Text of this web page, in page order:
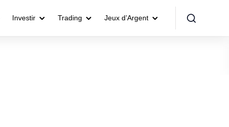
Investir Trading Jeux d’Argent